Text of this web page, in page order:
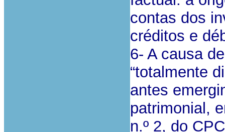
contas dos
créditos e
6- A causa
“totalmente
antes
patrimonial,
n.º 2, do